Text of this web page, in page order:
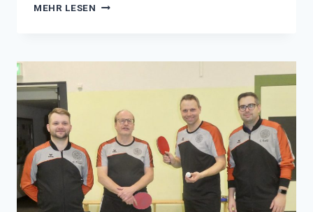
MEHR LESEN EINLADUNG